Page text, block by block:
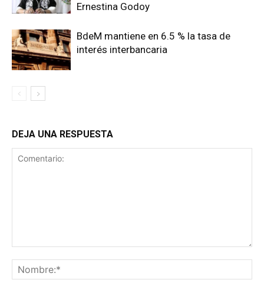
Ernestina Godoy
BdeM mantiene en 6.5 % la tasa de
interés interbancaria
DEJA UNA RESPUESTA